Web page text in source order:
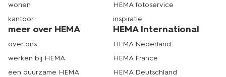
wonen
kantoor
HEMA fotoservice
inspiratie
meer over HEMA
over ons
werken bij HEMA
een duurzame HEMA
HEMA International
HEMA Nederland
HEMA France
HEMA Deutschland